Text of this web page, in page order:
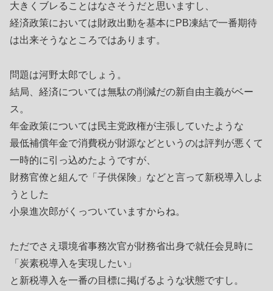
大きくブレることはなさそうだと思いますし、
経済政策においては財政出動を基本にPB凍結で一番期待
は出来そうなところではあります。
問題は河野太郎でしょう。
結局、経済については無駄の削減だの新自由主義がベー
ス。
年金政策については民主党政権が主張していたような
最低補償年金で消費税が財源などというのは評判が悪くて
一時的に引っ込めたようですが、
財務官僚と組んで「子供保険」などと言って新税導入しよ
うとした
小泉進次郎がくっついていますからね。
ただでさえ環境省事務次官が財務省出身で就任会見時に
「炭素税導入を実現したい」
と新税導入を一番の目標に掲げるような状態ですし。